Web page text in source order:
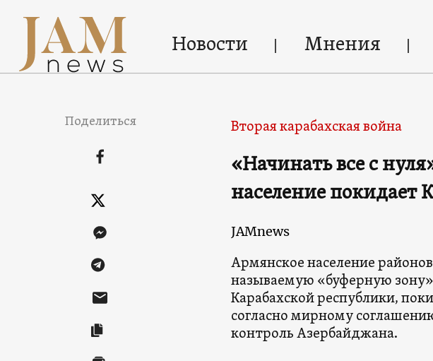
Новости Мнения
Поделиться Вторая карабахская война
«Начинать все с
население покидает
JAMnews
Армянское население
называемую «буферную
Карабахской республики,
согласно мирному
контроль Азербайджана.